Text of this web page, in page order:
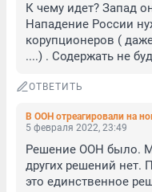
К чему идет? Запад
Нападение России
корупционеров (
....) . Содержать не
ОТВЕТИТЬ
5 февраля 2022, 23:49
Решение ООН было.
других решений
это единственное